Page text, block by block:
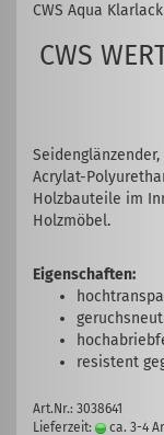
CWS Aqua
CWS
Acrylat-
Holzbauteile im
Holzmöbel.
Eigenschaften:
resistent
Art.Nr.: 3038641
Lieferzeit:
ca. 3-4